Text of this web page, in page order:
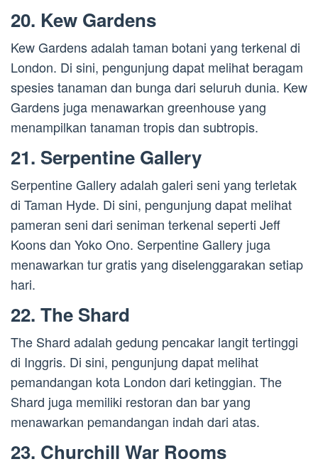
20. Kew Gardens
Kew Gardens adalah taman botani yang terkenal di
London. Di sini, pengunjung dapat melihat beragam
spesies tanaman dan bunga dari seluruh dunia. Kew
Gardens juga menawarkan greenhouse yang
menampilkan tanaman tropis dan subtropis.
21. Serpentine Gallery
Serpentine Gallery adalah galeri seni yang terletak
di Taman Hyde. Di sini, pengunjung dapat melihat
pameran seni dari seniman terkenal seperti Jeff
Koons dan Yoko Ono. Serpentine Gallery juga
menawarkan tur gratis yang diselenggarakan setiap
hari.
22. The Shard
The Shard adalah gedung pencakar langit tertinggi
di Inggris. Di sini, pengunjung dapat melihat
pemandangan kota London dari ketinggian. The
Shard juga memiliki restoran dan bar yang
menawarkan pemandangan indah dari atas.
23. Churchill War Rooms